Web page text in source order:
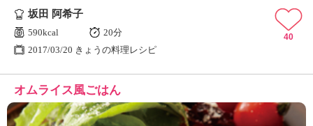
坂田 阿希子
590kcal
20分
2017/03/20 きょうの料理レシピ
40
オムライス風ごはん